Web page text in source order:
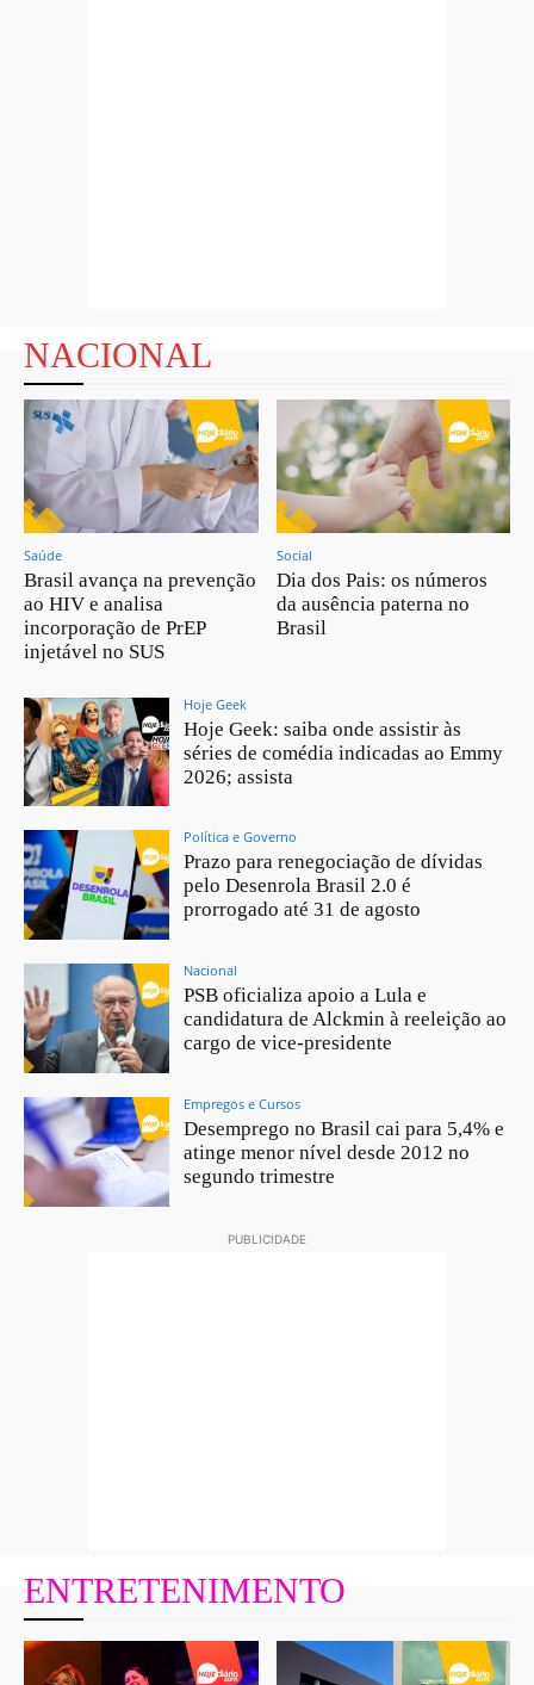
NACIONAL
Saúde
Brasil avança na prevenção
ao HIV e analisa
incorporação de PrEP
injetável no SUS
Social
Dia dos Pais: os números
da ausência paterna no
Brasil
Hoje Geek
Hoje Geek: saiba onde assistir às
séries de comédia indicadas ao Emmy
2026; assista
Política e Governo
Prazo para renegociação de dívidas
pelo Desenrola Brasil 2.0 é
prorrogado até 31 de agosto
Nacional
PSB oficializa apoio a Lula e
candidatura de Alckmin à reeleição ao
cargo de vice-presidente
Empregos e Cursos
Desemprego no Brasil cai para 5,4% e
atinge menor nível desde 2012 no
segundo trimestre
PUBLICIDADE
ENTRETENIMENTO